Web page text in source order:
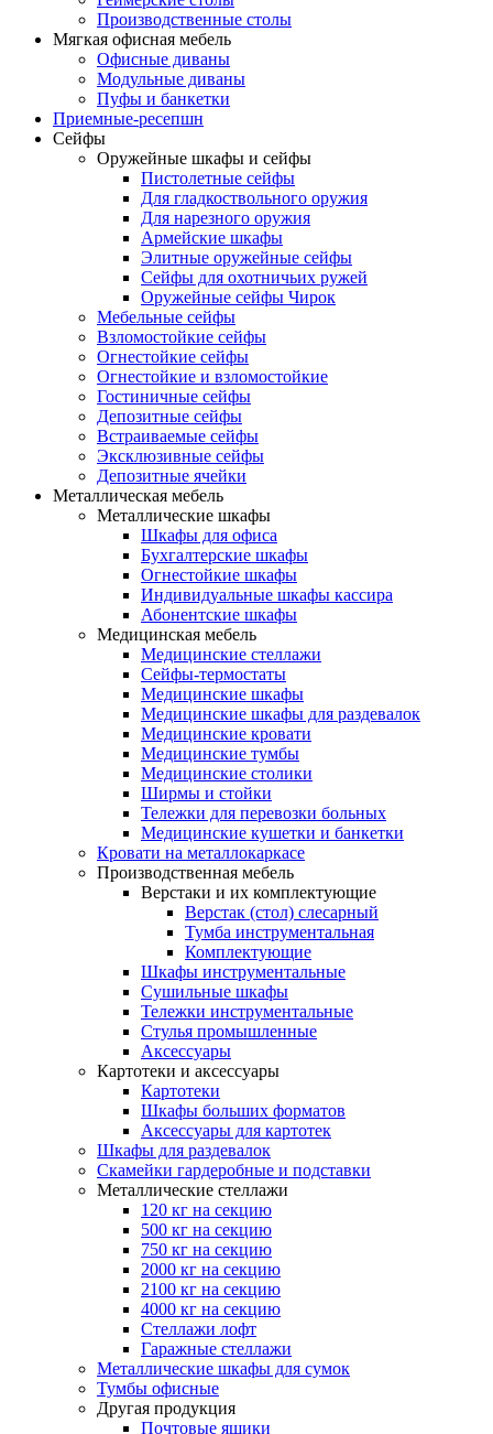
Производственные столы
Мягкая офисная мебель
Офисные диваны
Модульные диваны
Пуфы и банкетки
Приемные-ресепшн
Сейфы
Оружейные шкафы и сейфы
Пистолетные сейфы
Для гладкоствольного оружия
Для нарезного оружия
Армейские шкафы
Элитные оружейные сейфы
Сейфы для охотничьих ружей
Оружейные сейфы Чирок
Мебельные сейфы
Взломостойкие сейфы
Огнестойкие сейфы
Огнестойкие и взломостойкие
Гостиничные сейфы
Депозитные сейфы
Встраиваемые сейфы
Эксклюзивные сейфы
Депозитные ячейки
Металлическая мебель
Металлические шкафы
Шкафы для офиса
Бухгалтерские шкафы
Огнестойкие шкафы
Индивидуальные шкафы кассира
Абонентские шкафы
Медицинская мебель
Медицинские стеллажи
Сейфы-термостаты
Медицинские шкафы
Медицинские шкафы для раздевалок
Медицинские кровати
Медицинские тумбы
Медицинские столики
Ширмы и стойки
Тележки для перевозки больных
Медицинские кушетки и банкетки
Кровати на металлокаркасе
Производственная мебель
Верстаки и их комплектующие
Верстак (стол) слесарный
Тумба инструментальная
Комплектующие
Шкафы инструментальные
Сушильные шкафы
Тележки инструментальные
Стулья промышленные
Аксессуары
Картотеки и аксессуары
Картотеки
Шкафы больших форматов
Аксессуары для картотек
Шкафы для раздевалок
Скамейки гардеробные и подставки
Металлические стеллажи
120 кг на секцию
500 кг на секцию
750 кг на секцию
2000 кг на секцию
2100 кг на секцию
4000 кг на секцию
Стеллажи лофт
Гаражные стеллажи
Металлические шкафы для сумок
Тумбы офисные
Другая продукция
Почтовые ящики